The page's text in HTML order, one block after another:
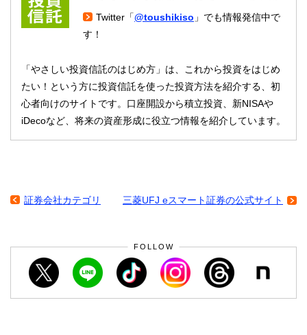
Twitter「@toushikiso 」でも情報発信中で
す！
「やさしい投資信託のはじめ方」は、これから投資をはじめ
たい！という方に投資信託を使った投資方法を紹介する、初
心者向けのサイトです。口座開設から積立投資、新NISAや
iDecoなど、将来の資産形成に役立つ情報を紹介しています。
証券会社カテゴリ 三菱UFJ eスマート証券の公式サイト
FOLLOW